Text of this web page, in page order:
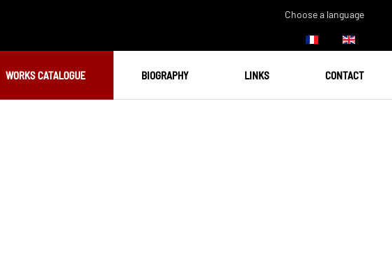
Choose a language
WORKS CATALOGUE BIOGRAPHY LINKS CONTACT